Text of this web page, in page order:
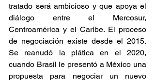
tratado será ambicioso y que apoya el
diálogo entre el Mercosur,
Centroamérica y el Caribe. El proceso
de negociación existe desde el 2015.
Se reanudó la plática en el 2020,
cuando Brasil le presentó a México una
propuesta para negociar un nuevo